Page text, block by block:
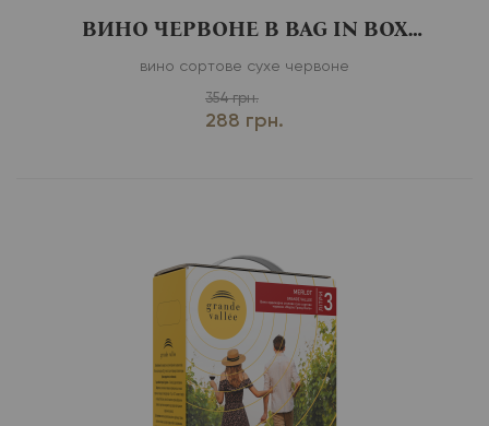
ВИНО ЧЕРВОНЕ В BAG IN BOX
CABERNET
вино сортове сухе червоне
354 грн.
288 грн.